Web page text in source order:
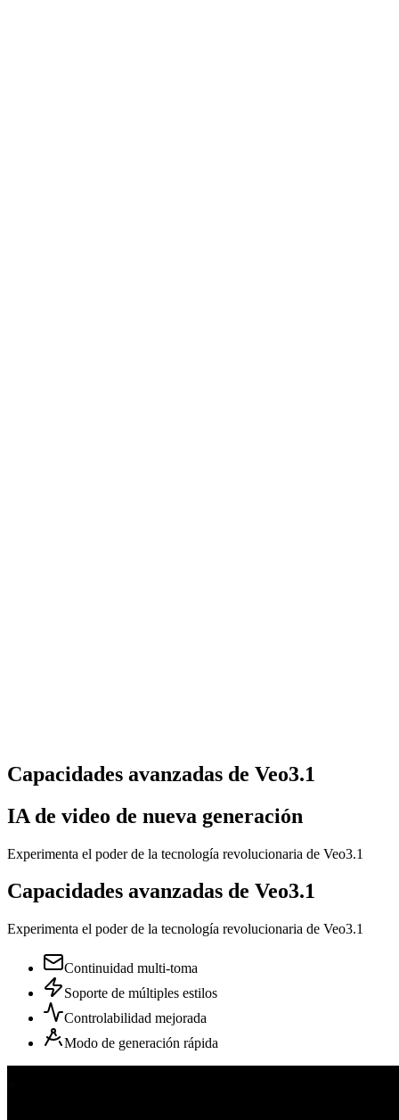
Capacidades avanzadas de Veo3.1
IA de video de nueva generación
Experimenta el poder de la tecnología revolucionaria de Veo3.1
Capacidades avanzadas de Veo3.1
Experimenta el poder de la tecnología revolucionaria de Veo3.1
Continuidad multi-toma
Soporte de múltiples estilos
Controlabilidad mejorada
Modo de generación rápida